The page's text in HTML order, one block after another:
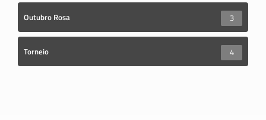
Outubro Rosa 3
Torneio 4